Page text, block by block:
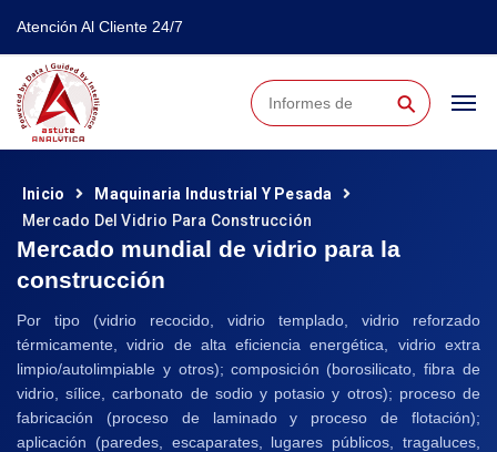
Atención Al Cliente 24/7
⚲
Inicio
Maquinaria Industrial Y Pesada
Mercado Del Vidrio Para Construcción
Mercado mundial de vidrio para la
construcción
Por tipo (vidrio recocido, vidrio templado, vidrio reforzado
térmicamente, vidrio de alta eficiencia energética, vidrio extra
limpio/autolimpiable y otros); composición (borosilicato, fibra de
vidrio, sílice, carbonato de sodio y potasio y otros); proceso de
fabricación (proceso de laminado y proceso de flotación);
aplicación (paredes, escaparates, lugares públicos, tragaluces,